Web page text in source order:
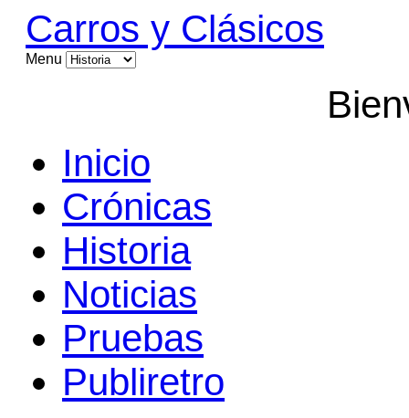
Carros y Clásicos
Menu
Inicio
Crónicas
Historia
Noticias
Pruebas
Publiretro